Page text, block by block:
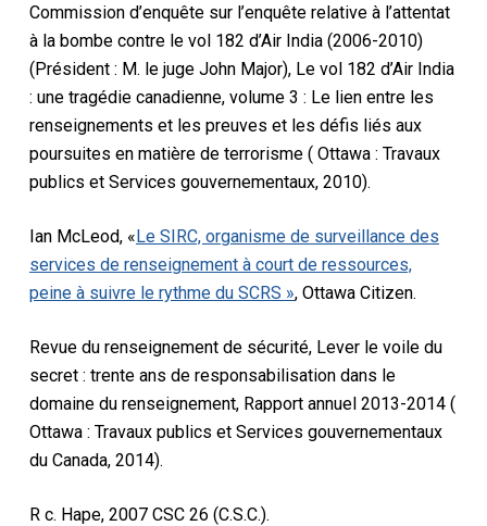
Commission d’enquête sur l’enquête relative à l’attentat
à la bombe contre le vol 182 d’Air India (2006-2010)
(Président : M. le juge John Major), Le vol 182 d’Air India
: une tragédie canadienne, volume 3 : Le lien entre les
renseignements et les preuves et les défis liés aux
poursuites en matière de terrorisme ( Ottawa : Travaux
publics et Services gouvernementaux, 2010).
Ian McLeod, «Le SIRC, organisme de surveillance des
services de renseignement à court de ressources,
peine à suivre le rythme du SCRS », Ottawa Citizen.
Revue du renseignement de sécurité, Lever le voile du
secret : trente ans de responsabilisation dans le
domaine du renseignement, Rapport annuel 2013-2014 (
Ottawa : Travaux publics et Services gouvernementaux
du Canada, 2014).
R c. Hape, 2007 CSC 26 (C.S.C.).